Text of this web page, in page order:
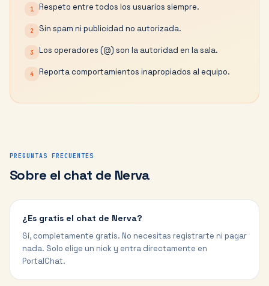
1 Respeto entre todos los usuarios siempre.
2 Sin spam ni publicidad no autorizada.
3 Los operadores (@) son la autoridad en la sala.
4 Reporta comportamientos inapropiados al equipo.
PREGUNTAS FRECUENTES
Sobre el chat de Nerva
¿Es gratis el chat de Nerva?
Sí, completamente gratis. No necesitas registrarte ni pagar
nada. Solo elige un nick y entra directamente en
PortalChat.